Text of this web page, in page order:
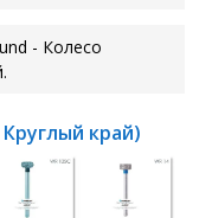
- Колесо
край)